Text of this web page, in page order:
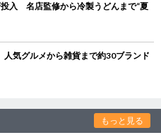
入 名店監修から冷製うどんまで“夏
気グルメから雑貨まで約30ブランド
もっと見る